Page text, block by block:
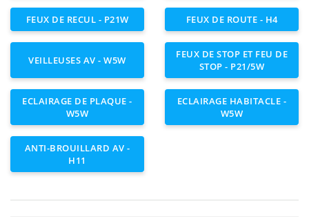
FEUX DE RECUL - P21W FEUX DE ROUTE - H4
VEILLEUSES AV - W5W
FEUX DE STOP ET FEU DE
STOP - P21/5W
ECLAIRAGE DE PLAQUE -
W5W
ECLAIRAGE HABITACLE -
W5W
ANTI-BROUILLARD AV -
H11